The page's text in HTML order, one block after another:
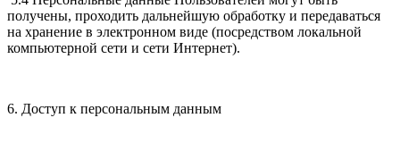
получены, проходить дальнейшую обработку и передаваться
на хранение в электронном виде (посредством локальной
компьютерной сети и сети Интернет).
6. Доступ к персональным данным